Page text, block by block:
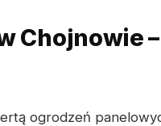
Chojnowie
ogrodzeń